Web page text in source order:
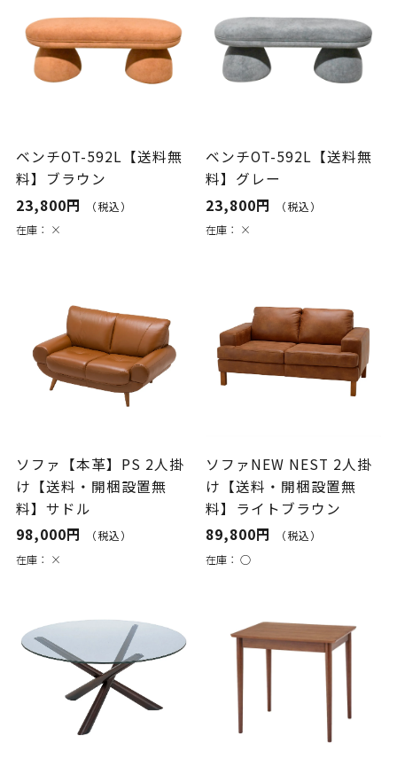
ベンチOT-592L【送料無
料】ブラウン
23,800円
（税込）
在庫： ×
ベンチOT-592L【送料無
料】グレー
23,800円
（税込）
在庫： ×
ソファ【本革】PS 2人掛
け【送料・開梱設置無
料】サドル
98,000円
（税込）
在庫： ×
ソファNEW NEST 2人掛
け【送料・開梱設置無
料】ライトブラウン
89,800円
（税込）
在庫：○